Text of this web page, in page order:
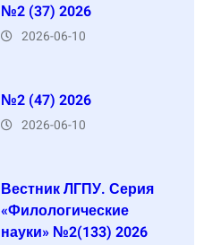
№2 (37) 2026
2026-06-10
№2 (47) 2026
2026-06-10
Вестник ЛГПУ. Серия
«Филологические
науки» №2(133) 2026